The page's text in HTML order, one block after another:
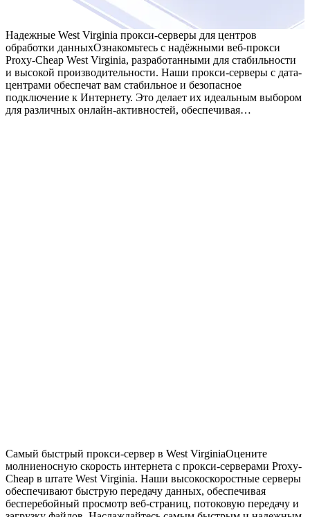
Надежные West Virginia прокси-серверы для центров
обработки данныхОзнакомьтесь с надёжными веб-прокси
Proxy-Cheap West Virginia, разработанными для стабильности
и высокой производительности. Наши прокси-серверы с дата-
центрами обеспечат вам стабильное и безопасное
подключение к Интернету. Это делает их идеальным выбором
для различных онлайн-активностей, обеспечивая…
Самый быстрый прокси-сервер в West VirginiaОцените
молниеносную скорость интернета с прокси-серверами Proxy-
Cheap в штате West Virginia. Наши высокоскоростные серверы
обеспечивают быструю передачу данных, обеспечивая
бесперебойный просмотр веб-страниц, потоковую передачу и